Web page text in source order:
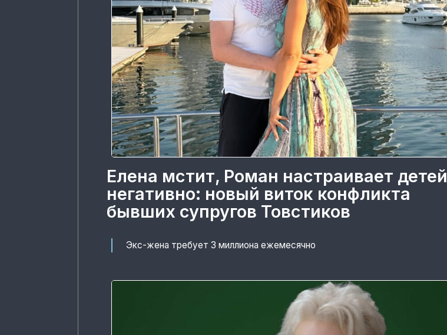
Елена мстит, Роман настраивает детей
негативно: новый виток конфликта
бывших супругов Товстиков
Экс-жена требует 3 миллиона ежемесячно